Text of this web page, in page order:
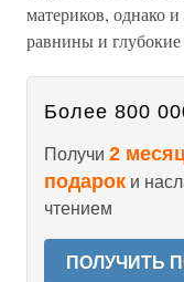
материков, однако
равнины и
Более 800
Получи 2
подарок и
чтением
ПОЛУЧИТЬ